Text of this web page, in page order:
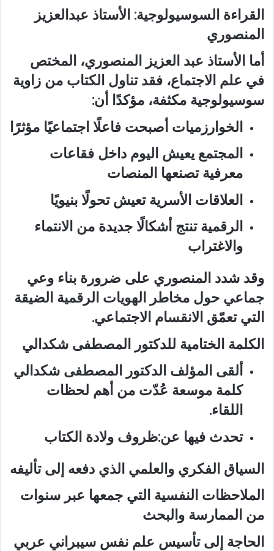
القراءة السوسيولوجية: الأستاذ عبدالعزيز
المنصوري
أما الأستاذ عبد العزيز المنصوري، المختص
في علم الاجتماع، فقد تناول الكتاب من زاوية
سوسيولوجية مكثفة، مؤكدًا أن:
الخوارزميات أصبحت فاعلًا اجتماعيًا مؤثرًا
المجتمع يعيش اليوم داخل فقاعات
معرفية تصنعها المنصات
العلاقات الأسرية تعيش تحولًا بنيويًا
الرقمية تنتج أشكالًا جديدة من الانتماء
والاغتراب
وقد شدد المنصوري على ضرورة بناء وعي
جماعي حول مخاطر الهويات الرقمية الضيقة
التي تعمّق الانقسام الاجتماعي.
الكلمة الختامية للدكتور المصطفى شكدالي
ألقى المؤلف الدكتور المصطفى شكدالي
كلمة موسعة عُدّت من أهم لحظات
اللقاء.
تحدث فيها عن:ظروف ولادة الكتاب
السياق الفكري والعلمي الذي دفعه إلى تأليفه
الملاحظات النفسية التي جمعها عبر سنوات
من الممارسة والبحث
الحاجة إلى تأسيس علم نفس سيبراني عربي